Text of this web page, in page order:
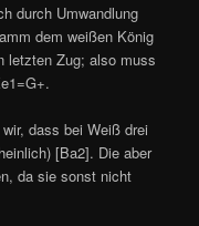
durch Umwandlung
dem weißen König
letzten Zug; also muss
dass bei Weiß drei
[Ba2]. Die aber
da sie sonst nicht